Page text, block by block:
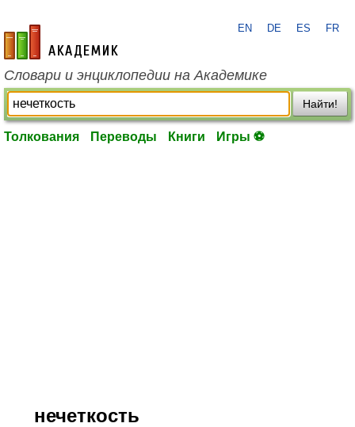
academic.ru
EN DE ES FR
Словари и энциклопедии на Академике
Найти!
Толкования Переводы Книги Игры ⚽
нечеткость